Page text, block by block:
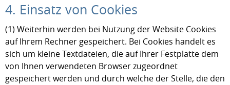
4. Einsatz von Cookies
(1) Weiterhin werden bei Nutzung der Website Cookies
auf Ihrem Rechner gespeichert. Bei Cookies handelt es
sich um kleine Textdateien, die auf Ihrer Festplatte dem
von Ihnen verwendeten Browser zugeordnet
gespeichert werden und durch welche der Stelle, die den